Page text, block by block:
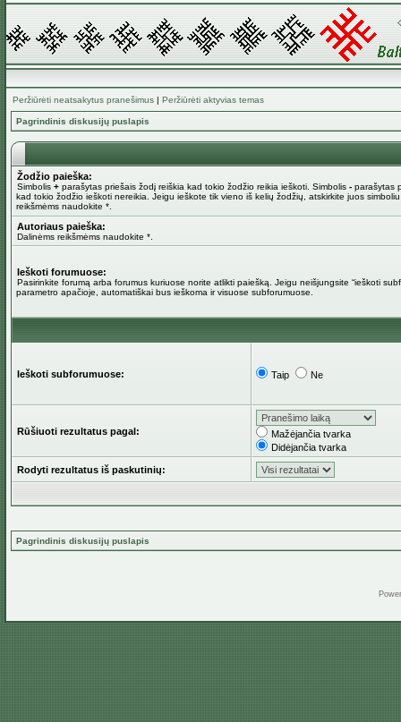
Peržiūrėti neatsakytus pranešimus | Peržiūrėti aktyvias temas
Pagrindinis diskusijų puslapis
Žodžio paieška:
Simbolis + parašytas priešais žodį reiškia kad tokio žodžio reikia ieškoti. Simbolis - parašytas
kad tokio žodžio ieškoti nereikia. Jeigu ieškote tik vieno iš kelių žodžių, atskirkite juos
reikšmėms naudokite *.
Autoriaus paieška:
Dalinėms reikšmėms naudokite *.
Ieškoti forumuose:
Pasirinkite forumą arba forumus kuriuose norite atlikti paiešką. Jeigu neišjungsite “ieškoti
parametro apačioje, automatiškai bus ieškoma ir visuose subforumuose.
Ieškoti subforumuose: Taip Ne
Rūšiuoti rezultatus pagal:
Mažėjančia tvarka
Didėjančia tvarka
Rodyti rezultatus iš paskutinių:
Pagrindinis diskusijų puslapis